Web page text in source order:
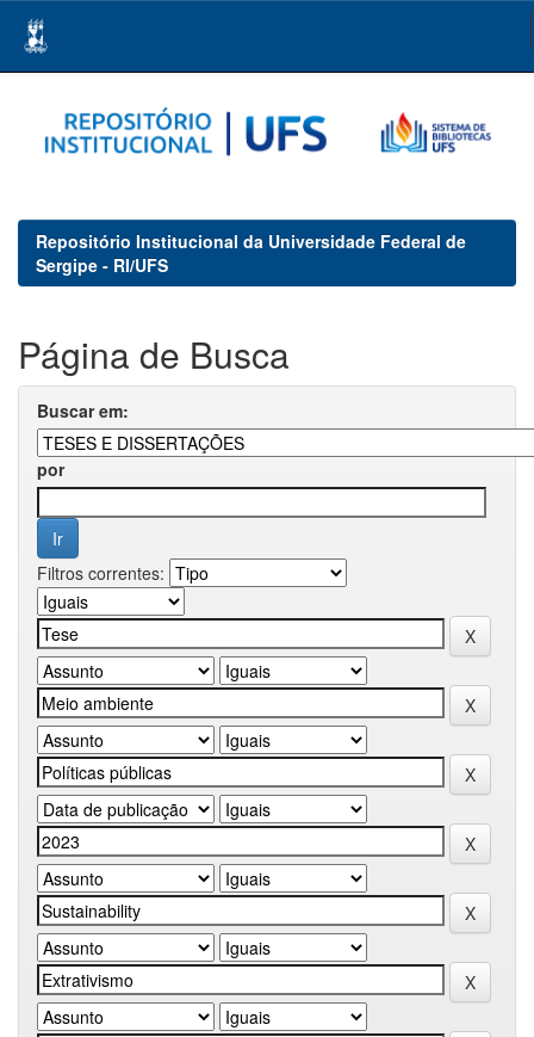
navigation
Repositório Institucional da Universidade Federal de
Sergipe - RI/UFS
Página de Busca
Buscar em:
por
Filtros correntes: